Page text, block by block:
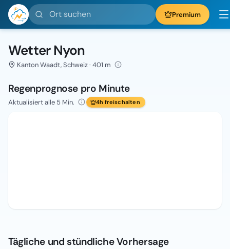
Ort suchen Premium
Wetter Nyon
Kanton Waadt, Schweiz · 401 m
Regenprognose pro Minute
Aktualisiert alle 5 Min. 4h freischalten
Tägliche und stündliche Vorhersage